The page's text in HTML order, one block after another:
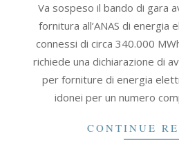
06-
01
Va sospeso il bando di gara
fornitura all’ANAS di energia
connessi di circa 340.000
richiede una dichiarazione di
per forniture di energia
idonei per un numero
CONTINUE